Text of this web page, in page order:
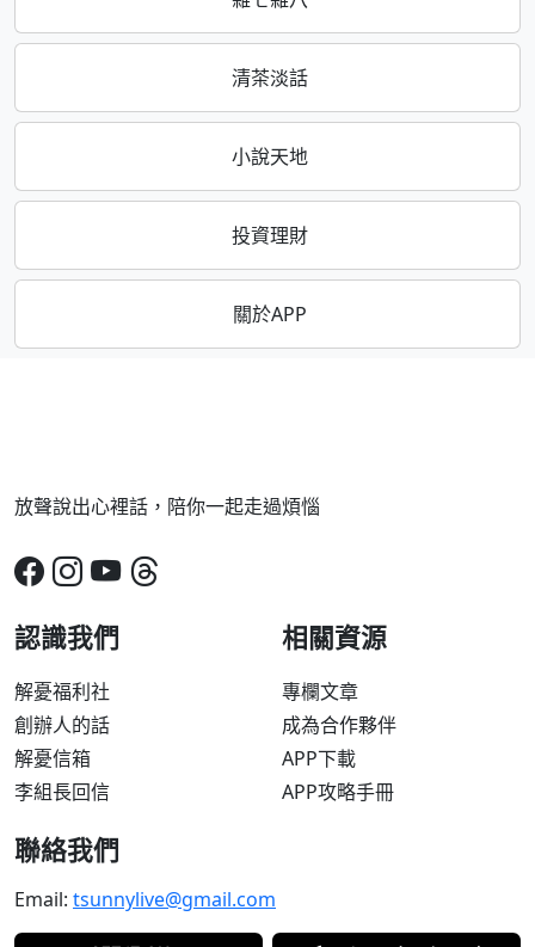
清茶淡話
小說天地
投資理財
關於APP
放聲說出心裡話，陪你一起走過煩惱
認識我們
解憂福利社
創辦人的話
解憂信箱
李組長回信
相關資源
專欄文章
成為合作夥伴
APP下載
APP攻略手冊
聯絡我們
Email: tsunnylive@gmail.com